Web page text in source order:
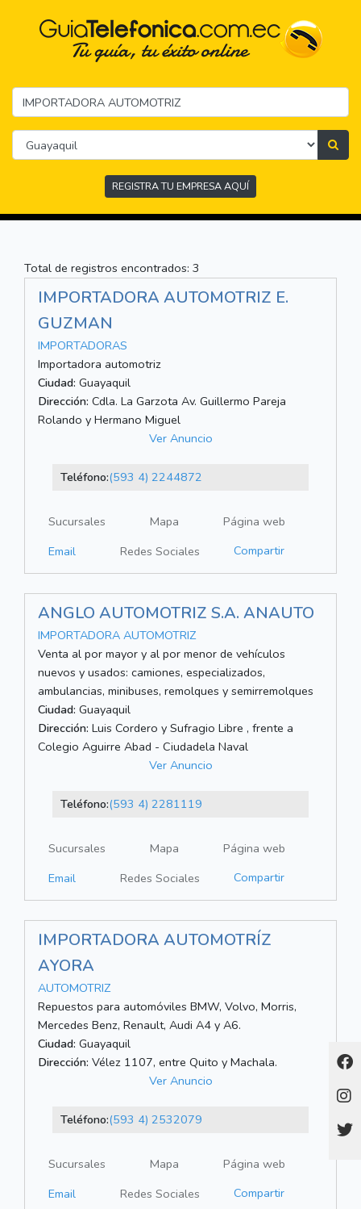
REGISTRA TU EMPRESA AQUÍ
Total de registros encontrados: 3
IMPORTADORA AUTOMOTRIZ E.
GUZMAN
IMPORTADORAS
Importadora automotriz
Ciudad: Guayaquil
Dirección: Cdla. La Garzota Av. Guillermo Pareja
Rolando y Hermano Miguel
Ver Anuncio
Teléfono:(593 4) 2244872
Sucursales Mapa
Página web
Email
Redes Sociales Compartir
ANGLO AUTOMOTRIZ S.A. ANAUTO
IMPORTADORA AUTOMOTRIZ
Venta al por mayor y al por menor de vehículos
nuevos y usados: camiones, especializados,
ambulancias, minibuses, remolques y semirremolques
Ciudad: Guayaquil
Dirección: Luis Cordero y Sufragio Libre , frente a
Colegio Aguirre Abad - Ciudadela Naval
Ver Anuncio
Teléfono:(593 4) 2281119
Sucursales Mapa
Página web
Email
Redes Sociales Compartir
IMPORTADORA AUTOMOTRÍZ
AYORA
AUTOMOTRIZ
Repuestos para automóviles BMW, Volvo, Morris,
Mercedes Benz, Renault, Audi A4 y A6.
Ciudad: Guayaquil
Dirección: Vélez 1107, entre Quito y Machala.
Ver Anuncio
Teléfono:(593 4) 2532079
Sucursales Mapa
Página web
Email
Redes Sociales Compartir